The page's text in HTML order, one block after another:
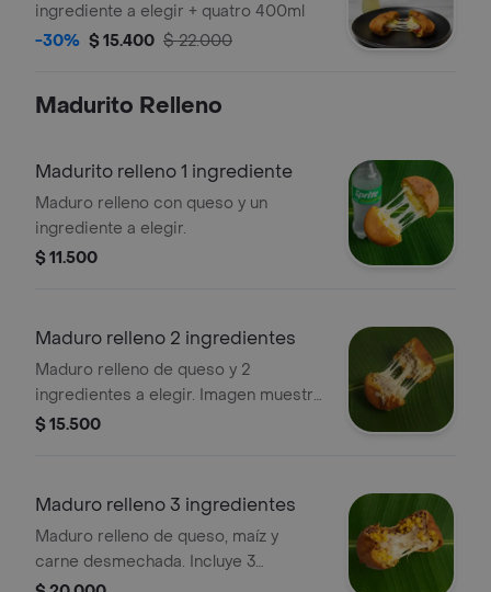
ingrediente a elegir + quatro 400ml
-30% $ 15.400 $ 22.000
Madurito Relleno
Madurito relleno 1 ingrediente
Maduro relleno con queso y un
ingrediente a elegir.
$ 11.500
Maduro relleno 2 ingredientes
Maduro relleno de queso y 2
ingredientes a elegir. Imagen muestra
queso y carne desmechada.
$ 15.500
Maduro relleno 3 ingredientes
Maduro relleno de queso, maíz y
carne desmechada. Incluye 3
ingredientes a elegir.